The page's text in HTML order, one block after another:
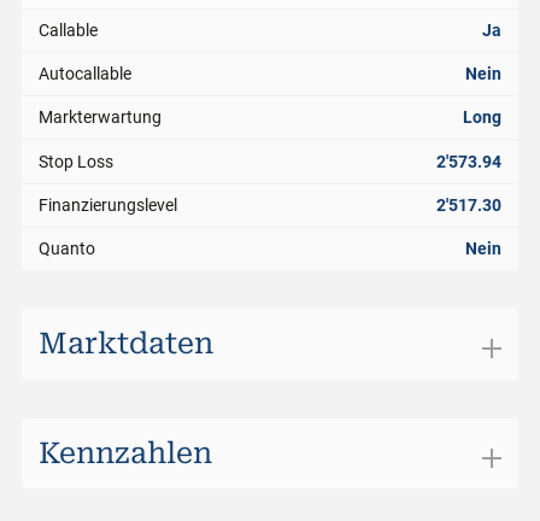
Callable Ja
Autocallable Nein
Markterwartung Long
Stop Loss 2'573.94
Finanzierungslevel 2'517.30
Quanto Nein
Marktdaten
Handelswährung
Kennzahlen